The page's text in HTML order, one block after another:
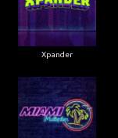
Xpander